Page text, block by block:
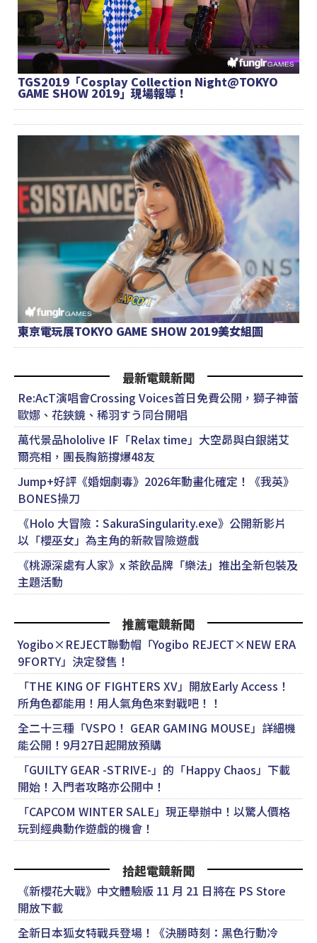
TGS2019「Cosplay Collection Night@TOKYO
GAME SHOW 2019」現場報導！
東京電玩展TOKYO GAME SHOW 2019美女組圖
最新電競新聞
Re:AcT演唱會Crossing Voices首日免費公開，獅子神蕾
歐娜、花鋏鏡、稀羽すう同台開唱
萬代景品hololive IF「Relax time」大空昴與白銀諾艾
爾亮相，團長胸筋撐爆48友
Jump+好評《婚姻劇毒》2026年動畫化確定！《我英》
BONES操刀
《Holo 大冒險：SakuraSingularity.exe》公開新影片
以「櫻巫女」為主角的新款冒險遊戲
《桃源深處有人家》x 茶飲品牌「樂法」推出全新包裝及
主題活動
推薦電競新聞
Yogibo×REJECT聯動帽「Yogibo REJECT×NEW ERA
9FORTY」決定發售！
「THE KING OF FIGHTERS XV」開放Early Access！
所角色都能用！用人氣角色來對戰吧！！
全二十三種「VSPO！ GEAR GAMING MOUSE」詳細機
能公開！9月27日起開放預購
「GUILTY GEAR -STRIVE-」的「Happy Chaos」下載
開始！入門者攻略亦公開中！
「CAPCOM WINTER SALE」現正舉辦中！以驚人價格
玩到經典動作遊戲的機會！
拾起電競新聞
《新櫻花大戰》中文體驗版 11 月 21 日將在 PS Store
開放下載
全新日本狐女特戰兵登場！《決勝時刻：黑色行動冷